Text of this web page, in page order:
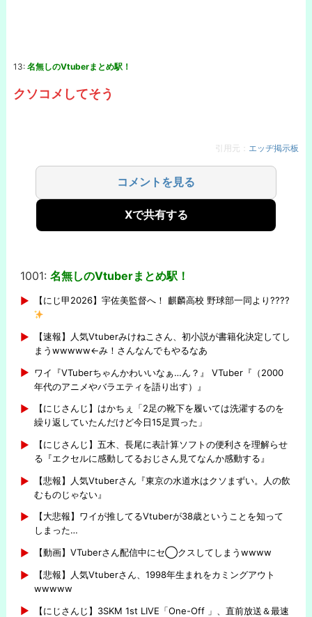
13: 名無しのVtuberまとめ駅！
クソコメしてそう
引用元： エッヂ掲示板
コメントを見る
Xで共有する
1001: 名無しのVtuberまとめ駅！
【にじ甲2026】宇佐美監督へ！ 麒麟高校 野球部一同より????
【速報】人気Vtuberみけねこさん、初小説が書籍化決定してし
まうwwwww←み！さんなんでもやるなあ
ワイ『VTuberちゃんかわいいなぁ…ん？』 VTuber『（2000
年代のアニメやバラエティを語り出す）』
【にじさんじ】はかちぇ「2足の靴下を履いては洗濯するのを
繰り返していたんだけど今日15足買った」
【にじさんじ】五木、長尾に表計算ソフトの便利さを理解らせ
る『エクセルに感動してるおじさん見てなんか感動する』
【悲報】人気Vtuberさん『東京の水道水はクソまずい。人の飲
むものじゃない』
【大悲報】ワイが推してるVtuberが38歳ということを知って
しまった…
【動画】VTuberさん配信中にセ◯クスしてしまうwwww
【悲報】人気Vtuberさん、1998年生まれをカミングアウト
wwwww
【にじさんじ】3SKM 1st LIVE「One-Off 」、直前放送＆最速